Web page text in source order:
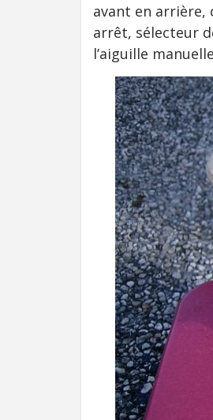
avant en arrière,
arrêt, sélecteur
l’aiguille